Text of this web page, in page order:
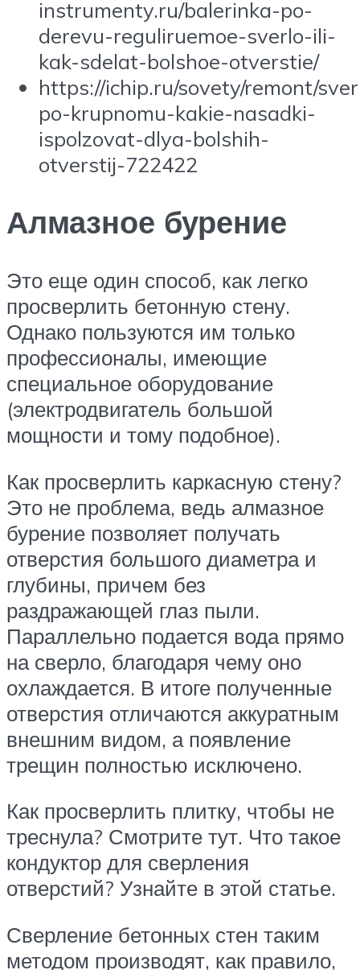
instrumenty.ru/balerinka-po-
derevu-reguliruemoe-sverlo-ili-
kak-sdelat-bolshoe-otverstie/
https://ichip.ru/sovety/remont/
po-krupnomu-kakie-nasadki-
ispolzovat-dlya-bolshih-
otverstij-722422
Алмазное бурение
Это еще один способ, как легко
просверлить бетонную стену.
Однако пользуются им только
профессионалы, имеющие
специальное оборудование
(электродвигатель большой
мощности и тому подобное).
Как просверлить каркасную стену?
Это не проблема, ведь алмазное
бурение позволяет получать
отверстия большого диаметра и
глубины, причем без
раздражающей глаз пыли.
Параллельно подается вода прямо
на сверло, благодаря чему оно
охлаждается. В итоге полученные
отверстия отличаются аккуратным
внешним видом, а появление
трещин полностью исключено.
Как просверлить плитку, чтобы не
треснула? Смотрите тут. Что такое
кондуктор для сверления
отверстий? Узнайте в этой статье.
Сверление бетонных стен таким
методом производят, как правило,